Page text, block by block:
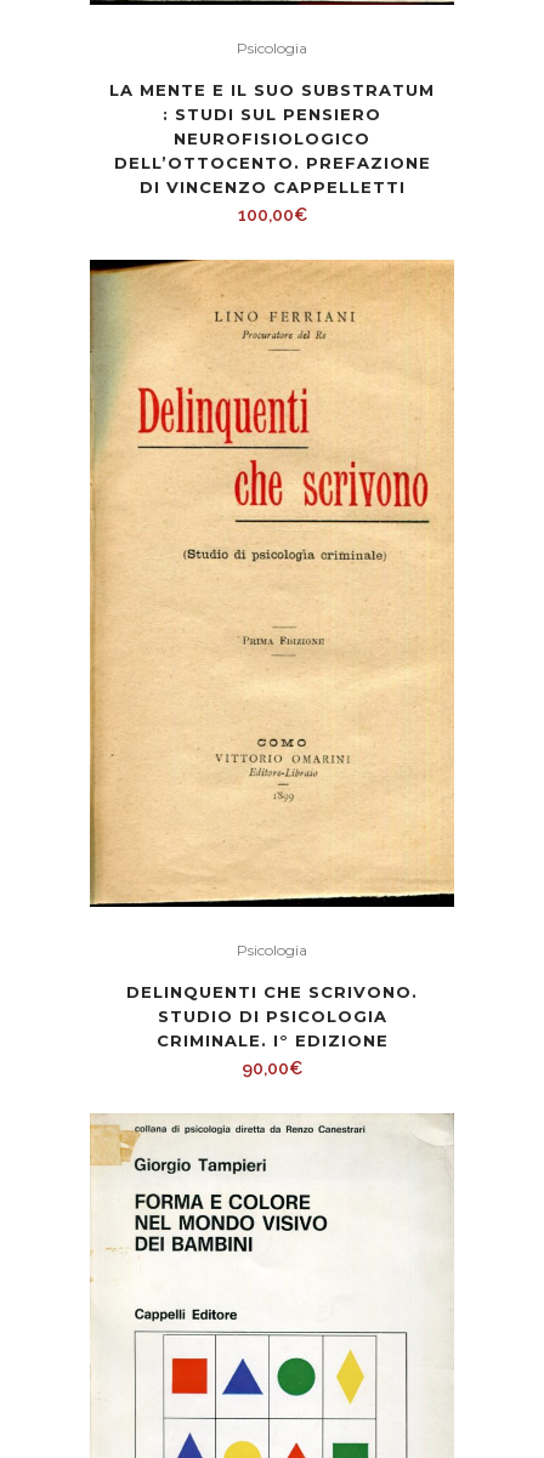
Psicologia
LA MENTE E IL SUO SUBSTRATUM
: STUDI SUL PENSIERO
NEUROFISIOLOGICO
DELL’OTTOCENTO. PREFAZIONE
DI VINCENZO CAPPELLETTI
100,00€
Psicologia
DELINQUENTI CHE SCRIVONO.
STUDIO DI PSICOLOGIA
CRIMINALE. I° EDIZIONE
90,00€